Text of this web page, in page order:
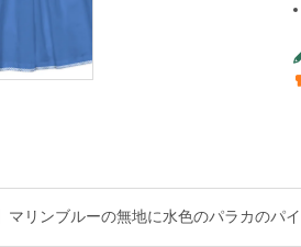
マリンブルーの無地に水色のパラカのパ